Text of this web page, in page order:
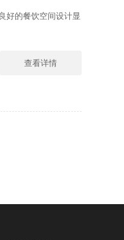
好的餐饮空间设计显
查看详情